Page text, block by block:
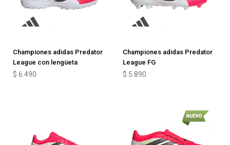
Championes adidas Predator
League con lengüeta
$ 6.490
Championes adidas Predator
League FG
$ 5.890